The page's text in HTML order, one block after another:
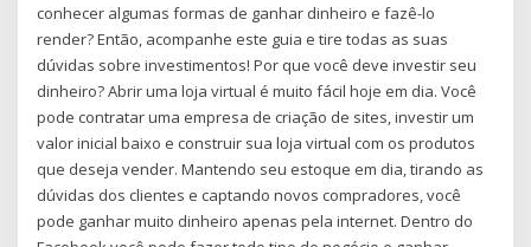
conhecer algumas formas de ganhar dinheiro e fazê-lo
render? Então, acompanhe este guia e tire todas as suas
dúvidas sobre investimentos! Por que você deve investir seu
dinheiro? Abrir uma loja virtual é muito fácil hoje em dia. Você
pode contratar uma empresa de criação de sites, investir um
valor inicial baixo e construir sua loja virtual com os produtos
que deseja vender. Mantendo seu estoque em dia, tirando as
dúvidas dos clientes e captando novos compradores, você
pode ganhar muito dinheiro apenas pela internet. Dentro do